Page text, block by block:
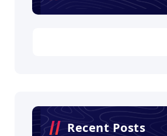
Recent Posts